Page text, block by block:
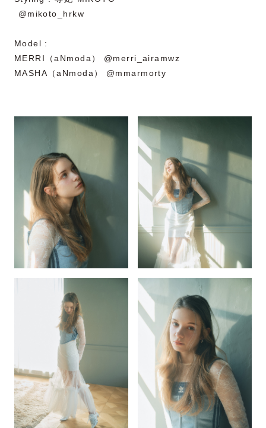
⁡ @mikoto_hrkw
Model :
MERRI（aNmoda） @merri_airamwz
MASHA（aNmoda） @mmarmorty